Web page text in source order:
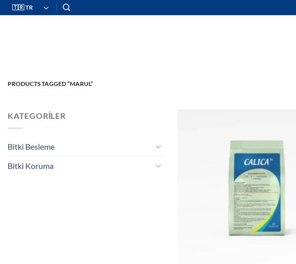
İçeriğe
PRODUCTS TAGGED “MARUL”
KATEGORILER
Bitki Besleme
Bitki Koruma